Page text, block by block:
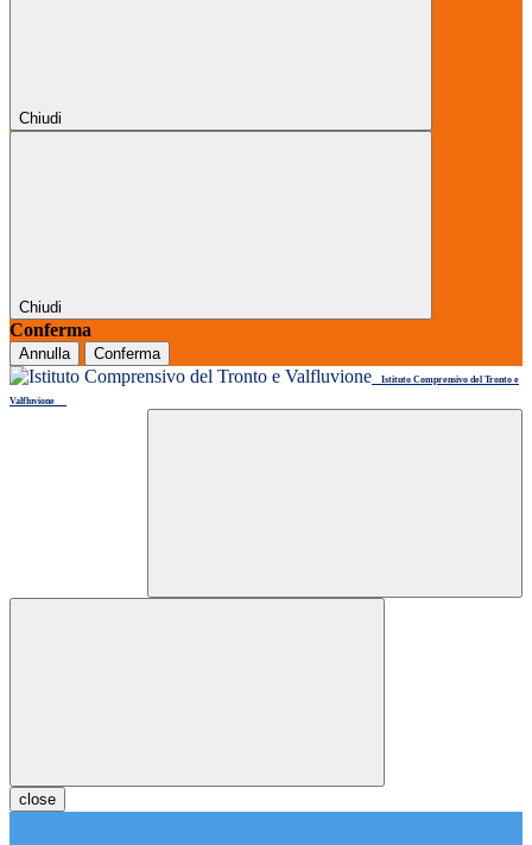
Chiudi
Chiudi
Conferma
Annulla Conferma
Istituto Comprensivo del Tronto e
Valfluvione
close